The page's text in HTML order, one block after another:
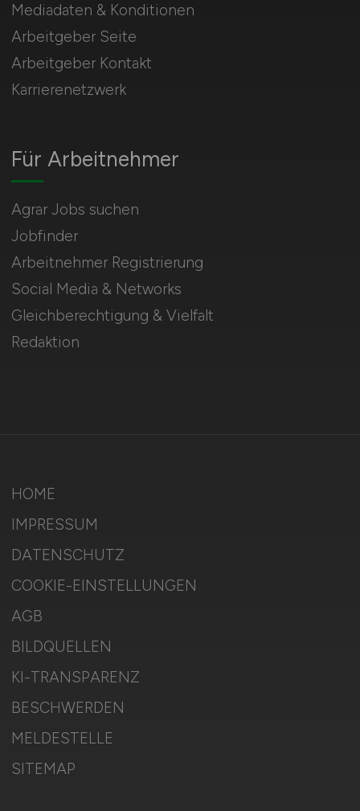
Für Arbeitnehmer
Agrar Jobs suchen
Jobfinder
Arbeitnehmer Registrierung
Social Media & Networks
Gleichberechtigung & Vielfalt
Redaktion
Mediadaten & Konditionen
Arbeitgeber Seite
Arbeitgeber Kontakt
Karrierenetzwerk
HOME
IMPRESSUM
DATENSCHUTZ
COOKIE-EINSTELLUNGEN
AGB
BILDQUELLEN
KI-TRANSPARENZ
BESCHWERDEN
MELDESTELLE
SITEMAP